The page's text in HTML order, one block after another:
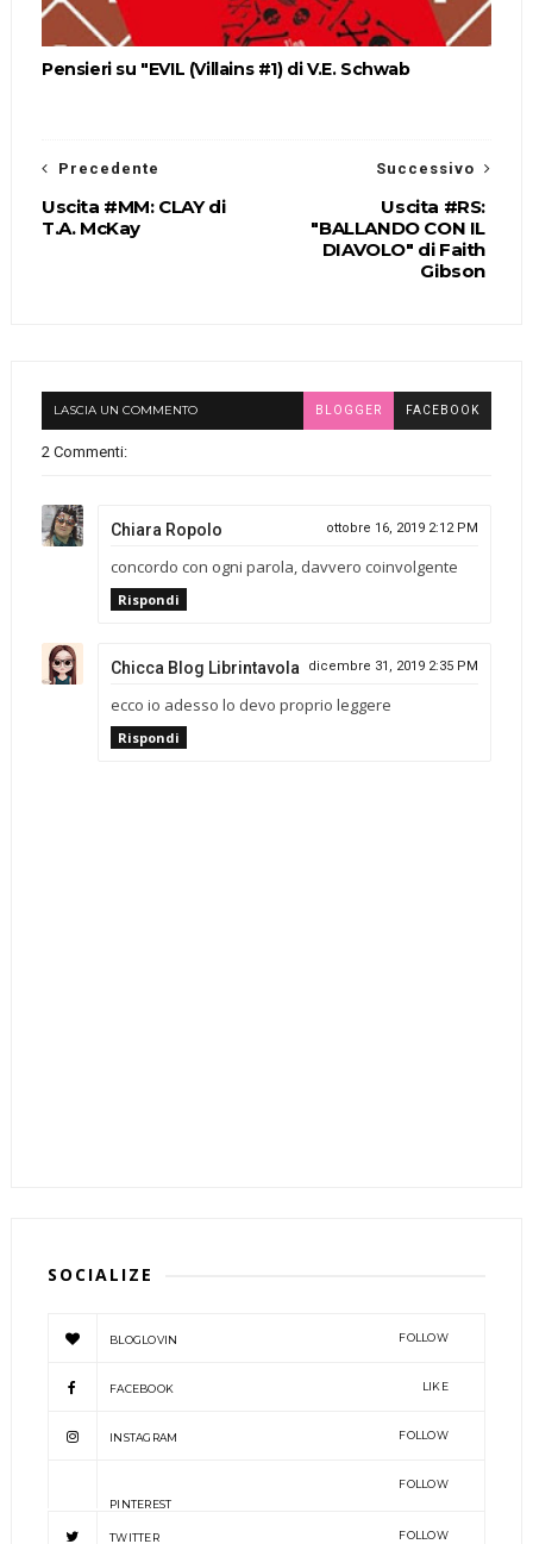
Pensieri su "EVIL (Villains #1) di V.E. Schwab
Successivo
Uscita #RS:
"BALLANDO CON IL
DIAVOLO" di Faith
Gibson
Precedente
Uscita #MM: CLAY di
T.A. McKay
LASCIA UN COMMENTO BLOGGER FACEBOOK
2 Commenti:
Chiara Ropolo ottobre 16, 2019 2:12 PM
concordo con ogni parola, davvero coinvolgente
Rispondi
Chicca Blog Librintavola dicembre 31, 2019 2:35 PM
ecco io adesso lo devo proprio leggere
Rispondi
SOCIALIZE
BLOGLOVIN FOLLOW
FACEBOOK LIKE
INSTAGRAM FOLLOW
PINTEREST
FOLLOW
TWITTER FOLLOW